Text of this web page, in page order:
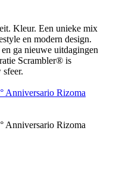
Kleur. Een unieke mix
en modern design.
ga nieuwe uitdagingen
Scrambler® is
Anniversario Rizoma
Anniversario Rizoma